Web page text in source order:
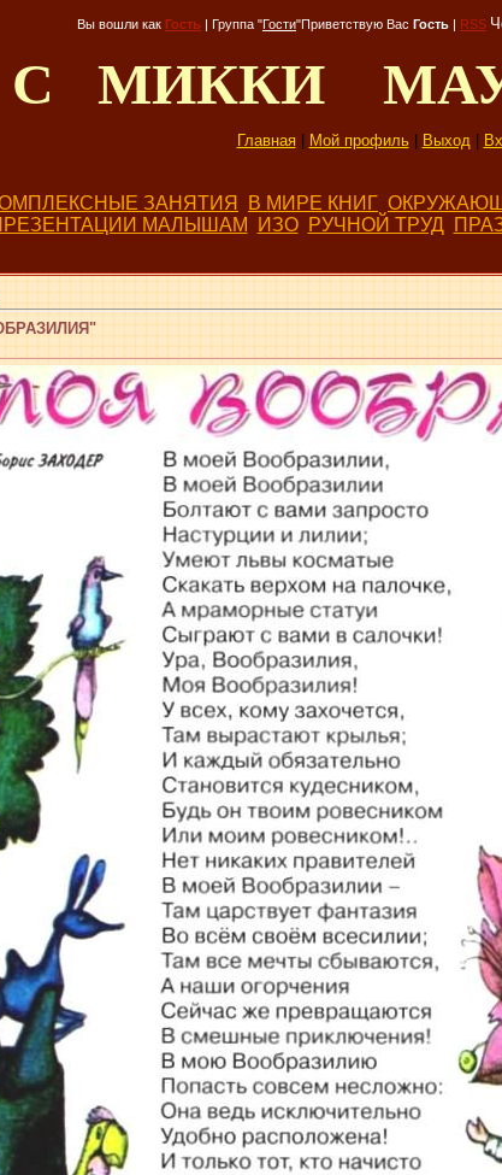
Вы вошли как Гость | Группа "Гости"Приветствую Вас Гость | RSS
С МИККИ
Главная| Мой профиль| Выход|
ЗАНЯТИЯ В МИРЕ КНИГ
МАЛЫШАМ ИЗО РУЧНОЙ ТРУД